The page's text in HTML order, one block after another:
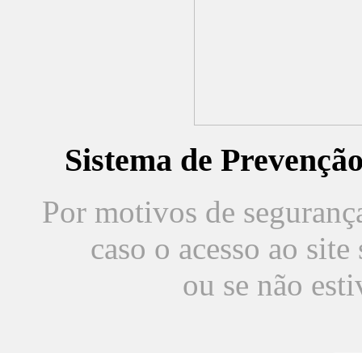
Sistema de
Por motivos de
caso o acesso ao
ou se não